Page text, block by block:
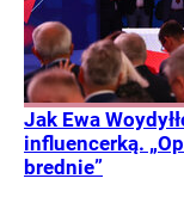
Jak Ewa
influencerką.
brednie”